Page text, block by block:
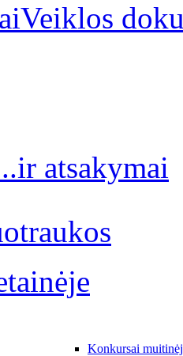
Veiklos
atsakymai
Konkursai